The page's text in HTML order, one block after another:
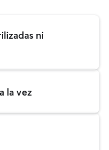
ni
la vez